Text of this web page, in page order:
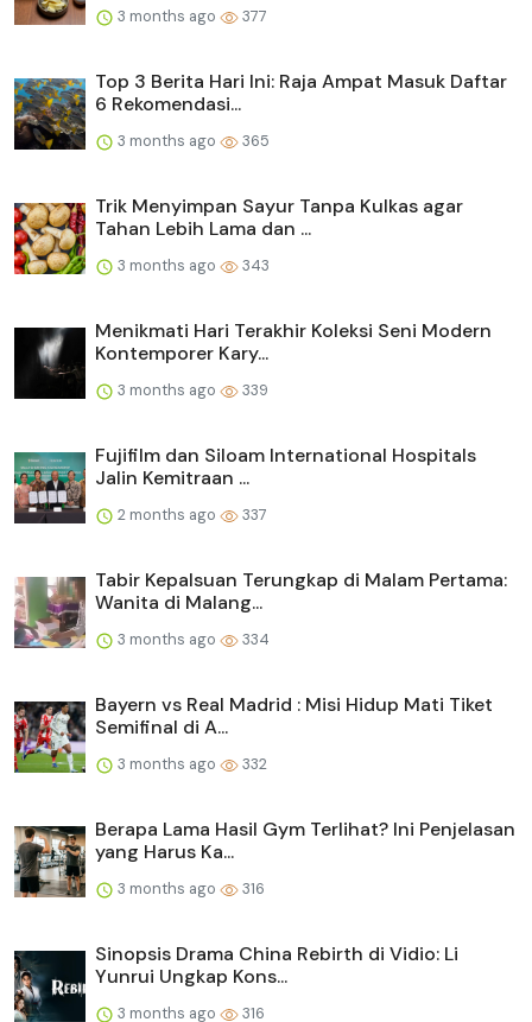
3 months ago 377
Top 3 Berita Hari Ini: Raja Ampat Masuk Daftar
6 Rekomendasi...
3 months ago 365
Trik Menyimpan Sayur Tanpa Kulkas agar
Tahan Lebih Lama dan ...
3 months ago 343
Menikmati Hari Terakhir Koleksi Seni Modern
Kontemporer Kary...
3 months ago 339
Fujifilm dan Siloam International Hospitals
Jalin Kemitraan ...
2 months ago 337
Tabir Kepalsuan Terungkap di Malam Pertama:
Wanita di Malang...
3 months ago 334
Bayern vs Real Madrid : Misi Hidup Mati Tiket
Semifinal di A...
3 months ago 332
Berapa Lama Hasil Gym Terlihat? Ini Penjelasan
yang Harus Ka...
3 months ago 316
Sinopsis Drama China Rebirth di Vidio: Li
Yunrui Ungkap Kons...
3 months ago 316